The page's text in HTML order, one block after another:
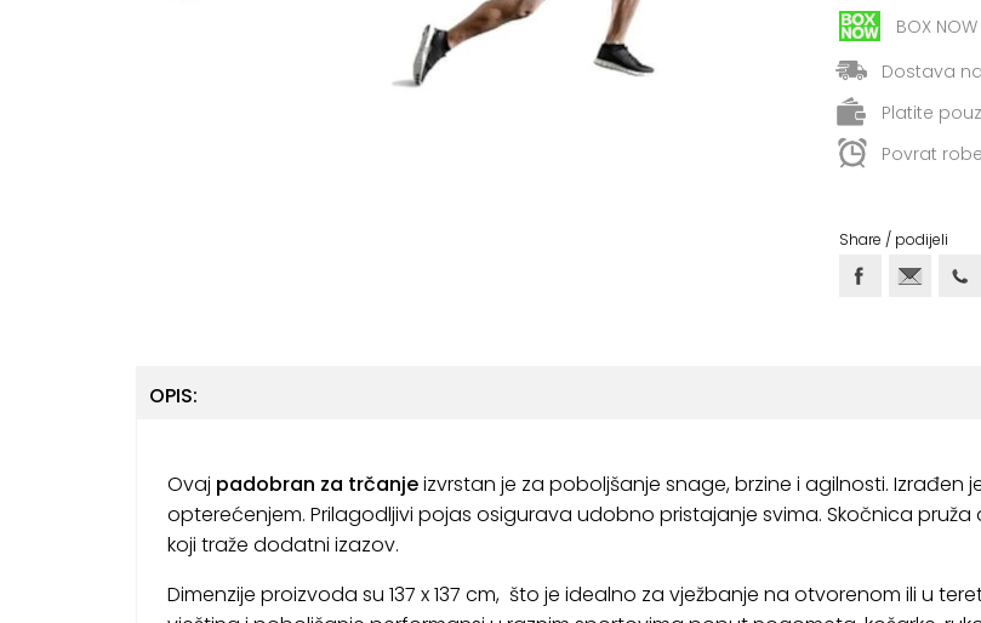
BOX
Dostava
Platite
Povrat
Share / podijeli
OPIS:
Ovaj padobran za trčanjeizvrstan je za poboljšanje snage, brzine i agilnosti. Izrađen
opterećenjem. Prilagodljivi pojas osigurava udobno pristajanje svima. Skočnica
koji traže dodatni izazov.
Dimenzije proizvoda su 137 x 137 cm, što je idealno za vježbanje na otvorenom ili u